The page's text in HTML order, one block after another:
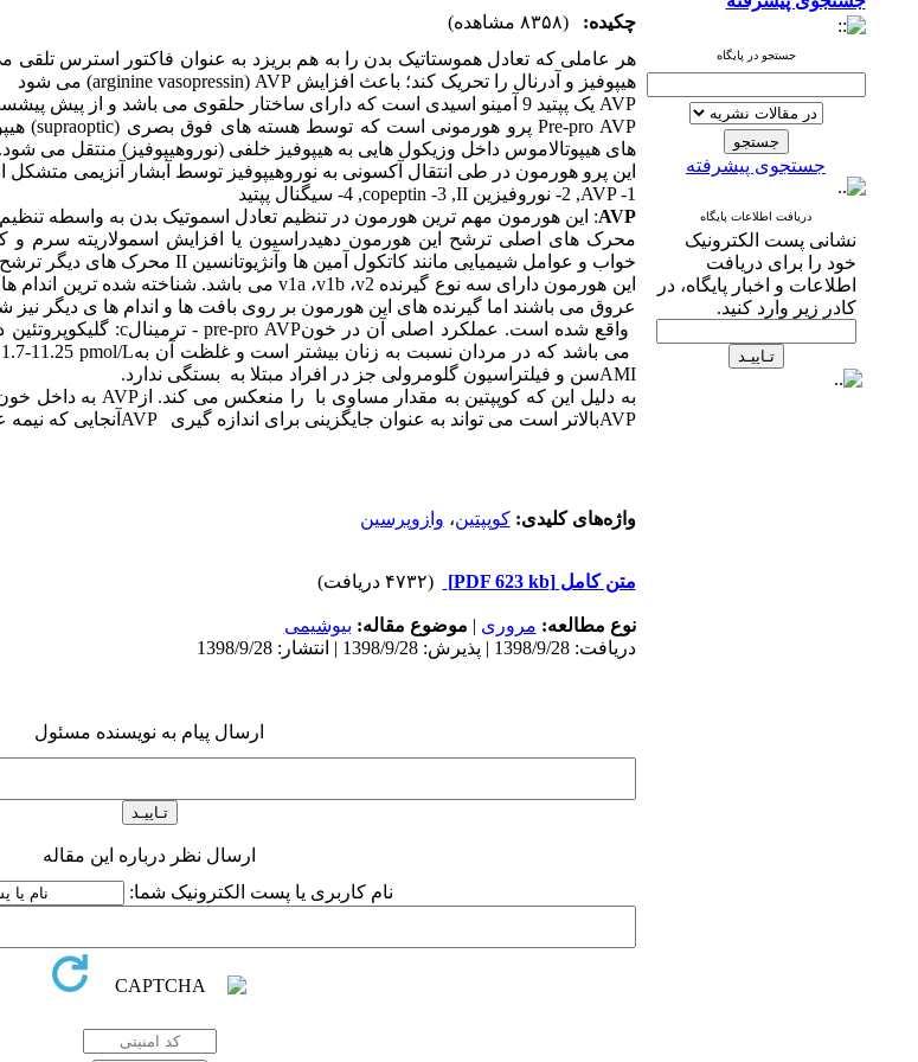
جستجو در پایگاه
جستجوی پیشرفته
دریافت اطلاعات پایگاه
نشانی پست الکترونیک
خود را برای دریافت
اطلاعات و اخبار پایگاه، در
کادر زیر وارد کنید.
چکیده:
(۸۳۵۸ مشاهده)
هر عاملی که تعادل هموستاتیک بدن را به هم بریزد به عنوان فاکتور استرس
هیپوفیز و آدرنال را تحریک کند؛ باعث افزایشAVP
(arginine vasopressin) می شود
AVP یک پپتید 9 آمینو اسیدی است که دارای ساختار حلقوی می باشد و از پیش پیشساز
Pre-pro AVPپرو هورمونی است که توسط هسته های فوق بصری (supraoptic
)
های هیپوتالاموس داخل وزیکول هایی به هیپوفیز خلفی (نوروهیپوفیز) منتقل می شود.
این پرو هورمون در طی انتقال آکسونی به نوروهیپوفیز توسط آبشار آنزیمی متشکل از 4 آنزیم تجزیه می
1-
,AVP
,II
3-
,copeptin 4- سیگنال پپتید
AVP: این هورمون مهم ترین هورمون در تنظیم تعادل اسموتیک بدن به واسطه
محرک های اصلی ترشح این هورمون دهیدراسیون یا افزایش اسمولاریته سرم
خواب و عوامل شیمیایی مانند کاتکول آمین ها وآنژیوتانسینII محرک های دیگر
این هورمون دارای سه نوع گیرنده
v1a ،v1b،v2
می باشد. شناخته شده ترین
عروق می باشند اما گیرنده های این هورمون بر روی بافت ها و اندام ها ی دیگر
: گلیکوپروتئین دارای 39 اسید آمینهc- ترمینالpre-pro AVPواقع شده است. عملکرد اصلی آن در خون
1.7-11.25 pmol/Lمی باشد که در مردان نسبت به زنان بیشتر است و غلظت آن به
سن و فیلتراسیون گلومرولی جز در افراد مبتلا بهAMI
بستگی ندارد.
به دلیل این که کوپپتین به مقدار مساوی با
به داخل AVPرا منعکس می کند. از
آنجایی که AVP بالاتر است می تواند به عنوان جایگزینی برای اندازه گیریAVP
واژه‌های کلیدی:کوپپتین، وازوپرسین
متن کامل[PDF 623 kb] (۴۷۳۲ دریافت)
نوع مطالعه: مروری | موضوع مقاله: بیوشیمی
دریافت: 1398/9/28 | پذیرش: 1398/9/28 | انتشار: 1398/9/28
ارسال پیام به نویسنده مسئول
ارسال نظر درباره این مقاله
نام کاربری یا پست الکترونیک شما: